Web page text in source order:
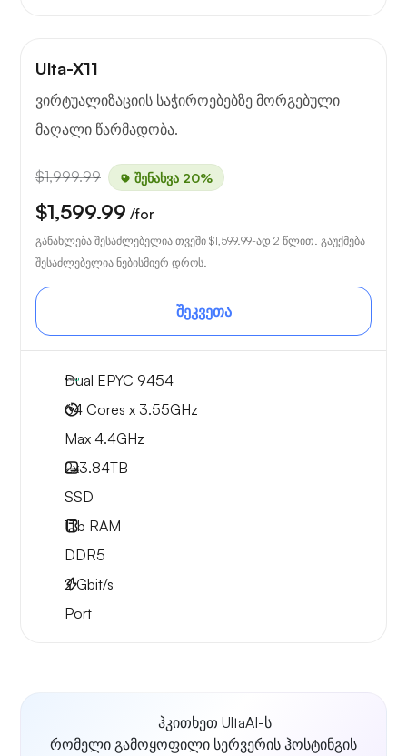
Ulta-X11
ვირტუალიზაციის საჭიროებებზე მორგებული
მაღალი წარმადობა.
$1,999.99 შენახვა 20%
$1,599.99 /for
განახლება შესაძლებელია თვეში $1,599.99-ად 2 წლით. გაუქმება
შესაძლებელია ნებისმიერ დროს.
შეკვეთა
Dual EPYC 9454
64 Cores x 3.55GHz
Max 4.4GHz
2x3.84TB
SSD
1Tb RAM
DDR5
2Gbit/s
Port
ჰკითხეთ UltaAI-ს
რომელი გამოყოფილი სერვერის ჰოსტინგის